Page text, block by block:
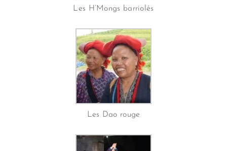
Les H’Mongs barriolés
Les Dao rouge